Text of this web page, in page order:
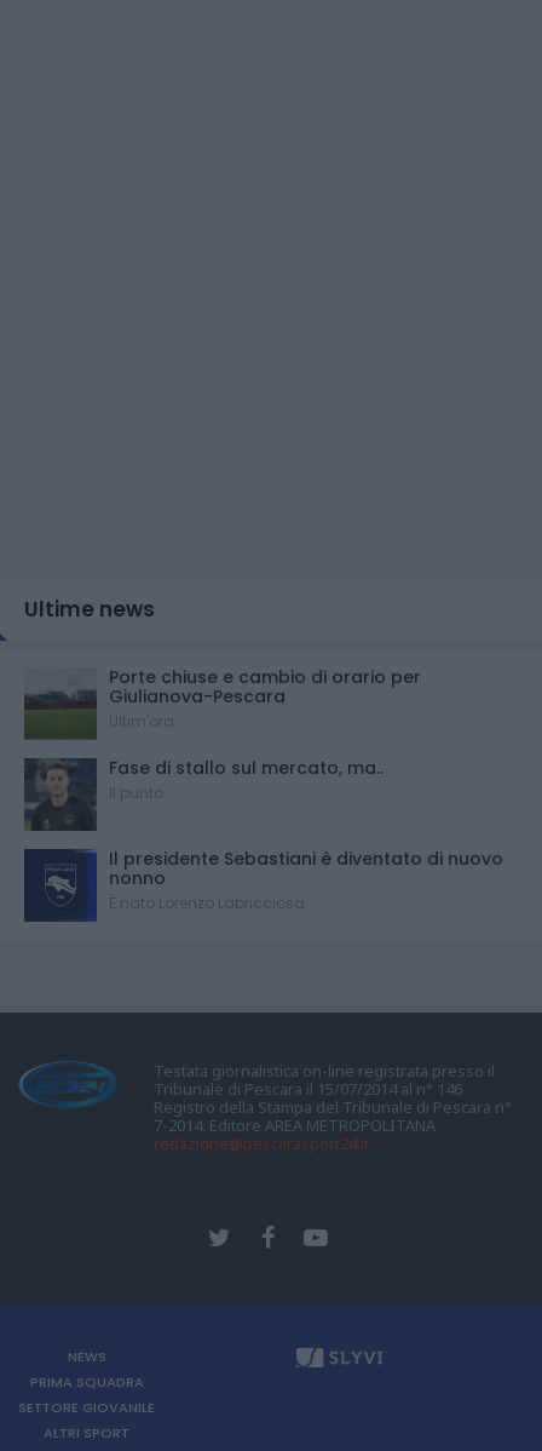
Ultime news
Porte chiuse e cambio di orario per
Giulianova-Pescara
Ultim'ora
Fase di stallo sul mercato, ma..
Il punto
Il presidente Sebastiani è diventato di nuovo
nonno
È nato Lorenzo Labricciosa
Testata giornalistica on-line registrata presso il
Tribunale di Pescara il 15/07/2014 al n° 146
Registro della Stampa del Tribunale di Pescara n°
7-2014. Editore AREA METROPOLITANA
redazione@pescarasport24.it
NEWS
PRIMA SQUADRA
SETTORE GIOVANILE
ALTRI SPORT